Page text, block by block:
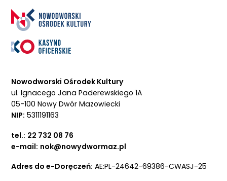
Nowodworski Ośrodek Kultury
ul. Ignacego Jana Paderewskiego 1A
05-100 Nowy Dwór Mazowiecki
NIP: 5311191163
tel.: 22 732 08 76
e-mail: nok@nowydwormaz.pl
Adres do e-Doręczeń: AE:PL-24642-69386-CWASJ-25